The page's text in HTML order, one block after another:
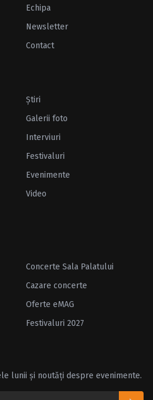
Echipa
Newsletter
Contact
Ştiri
Galerii foto
Interviuri
Festivaluri
Evenimente
Video
Concerte Sala Palatului
Cazare concerte
Oferte eMAG
Festivaluri 2027
lunii și noutăți despre evenimente.